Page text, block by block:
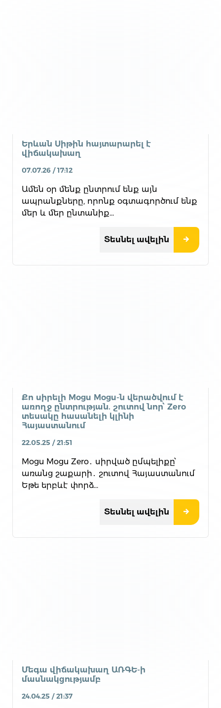
Երևան Սիթին հայտարարել է
վիճակախաղ
07.07.26 / 17:12
Ամեն օր մենք ընտրում ենք այն
ապրանքները, որոնք օգտագործում ենք
մեր և մեր ընտանիք...
Տեսնել ավելին
Քո սիրելի Mogu Mogu-ն վերածվում է
առողջ ընտրության. շուտով նոր՝ Zero
տեսակը հասանելի կլինի
Հայաստանում
22.05.25 / 21:51
Mogu Mogu Zero․ սիրված ըմպելիքը՝
առանց շաքարի․ շուտով Հայաստանում
Եթե երբևէ փորձ...
Տեսնել ավելին
Մեգա վիճակախաղ ԱՌԳԵ-ի
մասնակցությամբ
24.04.25 / 21:37